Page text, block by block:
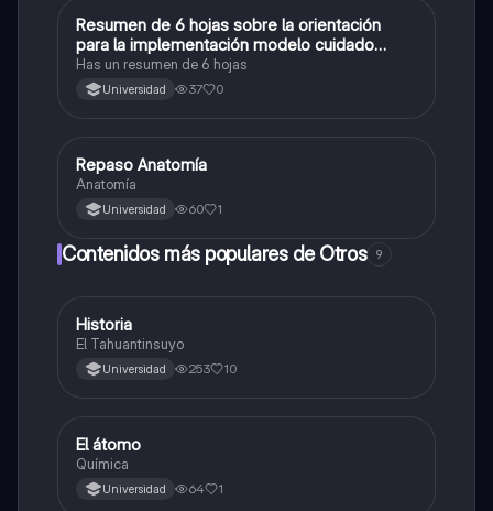
Otros
Resumen de 6 hojas sobre la orientación
para la implementación modelo cuidado
integral de la salud
Has un resumen de 6 hojas
Universidad 37 0
Otros
Repaso Anatomía
Anatomía
Universidad 60 1
Contenidos más populares de Otros 9
Otros
Historia
El Tahuantinsuyo
Universidad 253 10
Otros
El átomo
Química
Universidad 64 1